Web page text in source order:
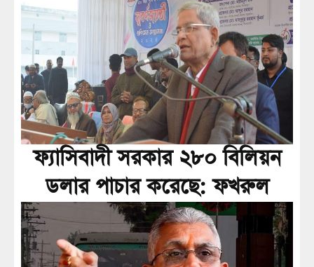
ফ্যাসিবাদী সরকার ২৮০ বিলিয়ন
ডলার পাচার করেছে: ফখরুল